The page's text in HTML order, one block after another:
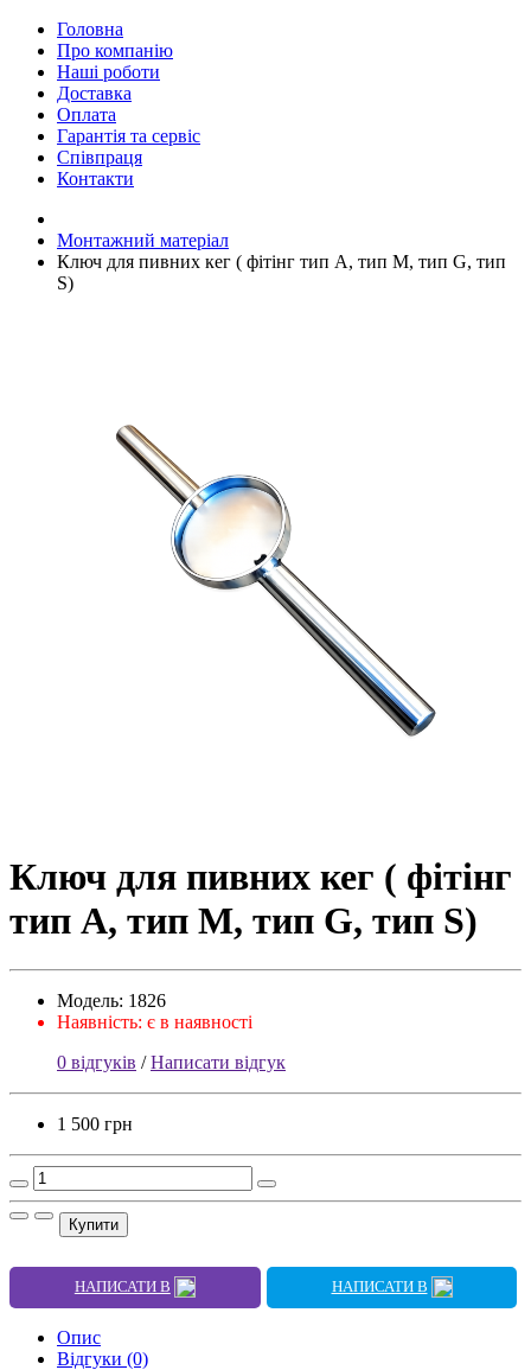
Головна
Про компанію
Наші роботи
Доставка
Оплата
Гарантія та сервіс
Співпраця
Контакти
Монтажний матеріал
Ключ для пивних кег ( фітінг тип А, тип М, тип G, тип
S)
Ключ для пивних кег ( фітінг
тип А, тип М, тип G, тип S)
Модель: 1826
Наявність: є в наявності
0 відгуків /Написати відгук
1 500 грн
Купити
НАПИСАТИ В НАПИСАТИ В
Опис
Відгуки (0)